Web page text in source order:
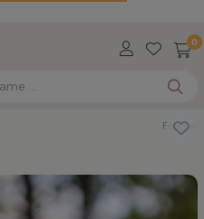
0
Fenchel